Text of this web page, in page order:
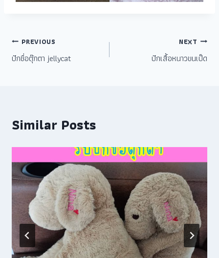
PREVIOUS
ปักชื่อตุ๊กตา jellycat
NEXT
ปักเสื้อหนาวขนเป็ด
Similar Posts